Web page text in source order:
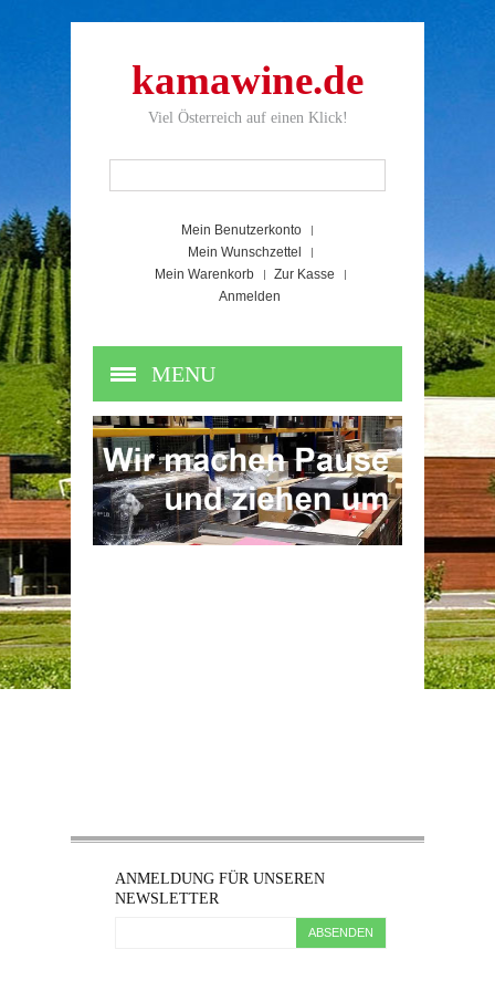
kamawine.de
Viel Österreich auf einen Klick!
Mein Benutzerkonto
Mein Wunschzettel
Mein Warenkorb
Zur Kasse
Anmelden
MENU
ANMELDUNG FÜR UNSEREN
NEWSLETTER
ABSENDEN